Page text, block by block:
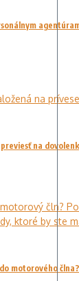
na
motorového